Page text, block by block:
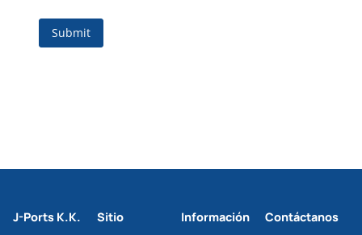
J-Ports K.K. Sitio Información Contáctanos